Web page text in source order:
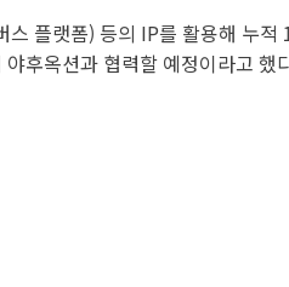
플랫폼) 등의 IP를 활용해 누
후옥션과 협력할 예정이라고 했